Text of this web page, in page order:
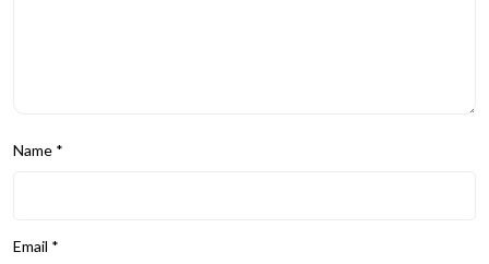
Name *
Email *